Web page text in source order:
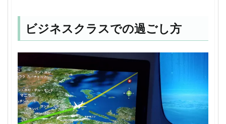
ビジネスクラスでの過ごし方